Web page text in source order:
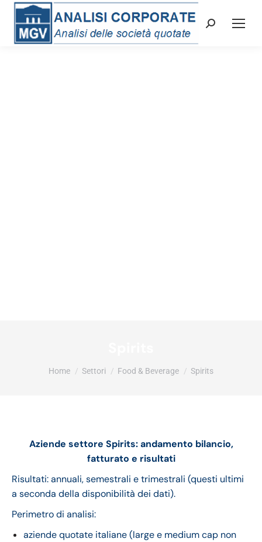
Cerca:
Tu sei qui:
Home Settori Food & Beverage Spirits
Aziende settore Spirits: andamento bilancio,
fatturato e risultati
Risultati: annuali, semestrali e trimestrali (questi ultimi
a seconda della disponibilità dei dati).
Perimetro di analisi:
aziende quotate italiane (large e medium cap non